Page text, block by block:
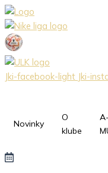
Preskočiť
na
obsah
Jki-facebook-light Jki-
Novinky
O
klube
A-